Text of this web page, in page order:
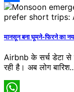
Share
मानसून बना घूमने-फिरने का
Airbnb के सर्च डेटा से
रही है। अब लोग